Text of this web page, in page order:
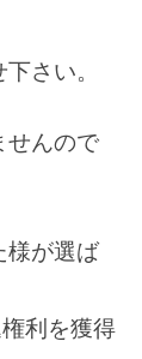
さい。
せんので
様が選ば
利を獲得